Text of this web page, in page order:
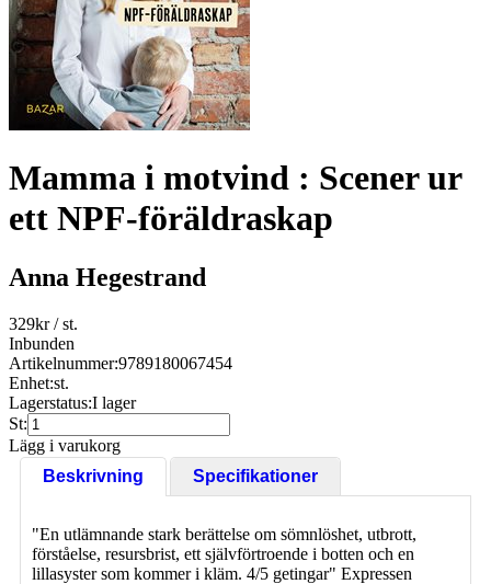
Mamma i motvind : Scener ur
ett NPF-föräldraskap
Anna Hegestrand
329kr/ st.
Inbunden
Artikelnummer:9789180067454
Enhet:st.
Lagerstatus:I lager
St:
Lägg i varukorg
Beskrivning
Specifikationer
"En utlämnande stark berättelse om sömnlöshet, utbrott,
förståelse, resursbrist, ett självförtroende i botten och en
lillasyster som kommer i kläm. 4/5 getingar" Expressen